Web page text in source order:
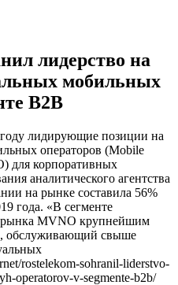
лидерство на
мобильных
B2B
лидирующие позиции на
операторов (Mobile
для корпоративных
аналитического агентства
на рынке составила 56%
года. «В сегменте
рынка MVNO крупнейшим
обслуживающий свыше
rostelekom-sohranil-liderstvo-
operatorov-v-segmente-b2b/